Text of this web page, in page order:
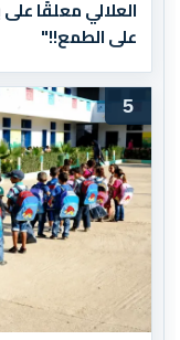
العلالي معلقًا
على الطمع!!"
5